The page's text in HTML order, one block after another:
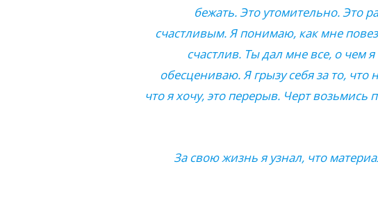
бежать. Это утомительно. Это
счастливым. Я понимаю, как мне
счастлив. Ты дал мне все, о чем
обесцениваю. Я грызу себя за то, что
что я хочу, это перерыв. Черт возьмись
За свою жизнь я узнал, что